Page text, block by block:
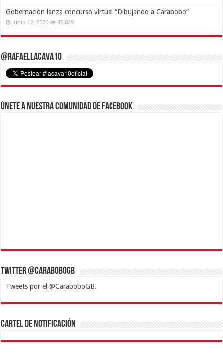
Gobernación lanza concurso virtual “Dibujando a Carabobo”
junio 12, 2020 45,829
@RafaelLacava10
Únete a nuestra comunidad de Facebook
Twitter @CaraboboGB
Tweets por el @CaraboboGB.
1xbetBetturkeyBetistKralbetSupertotobetTipobetMatadorbetMariobet
https://mvbcasino.com/
Cartel de Notificación